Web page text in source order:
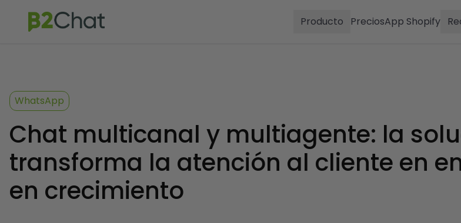
Producto PreciosApp Shopify
WhatsApp
Chat multicanal y multiagente: la
transforma la atención al cliente en
en crecimiento